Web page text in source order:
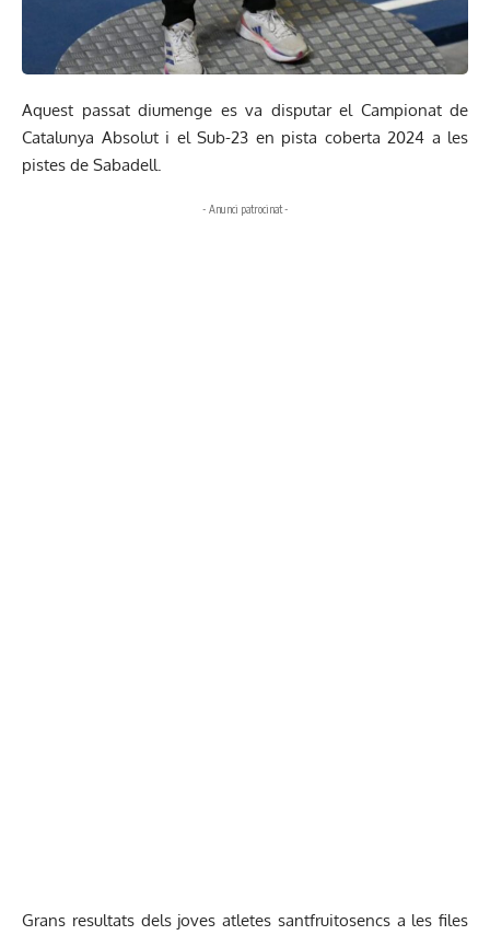
Aquest passat diumenge es va disputar el Campionat de
Catalunya Absolut i el Sub-23 en pista coberta 2024 a les
pistes de Sabadell.
- Anunci patrocinat -
Grans resultats dels joves atletes santfruitosencs a les files